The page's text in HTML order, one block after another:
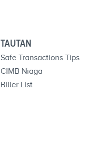
TAUTAN
Safe Transactions Tips
CIMB Niaga
Biller List